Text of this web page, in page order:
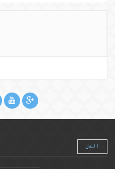
الكل